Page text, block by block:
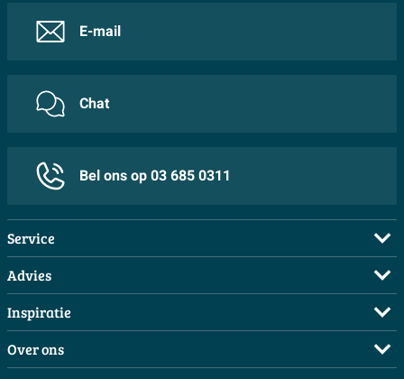
E-mail
Chat
Bel ons op 03 685 0311
Service
Veelgestelde vragen
Bestellen
Betalen
Bezorgen / afhalen
Advies
Maak een afspraak
Doe de offerte check
3D tekening maken
Inspiratie
Complete badkamers
Complete toiletruimtes
Over ons